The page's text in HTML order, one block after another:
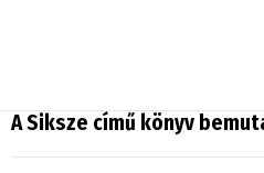
A Siksze című könyv